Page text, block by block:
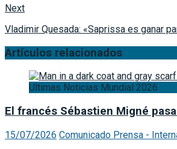
Next
Vladimir Quesada: «Saprissa es ganar
Artículos relacionados
Ultimas Noticias Mundial 2026
El francés Sébastien Migné
15/07/2026 Comunicado Prensa -